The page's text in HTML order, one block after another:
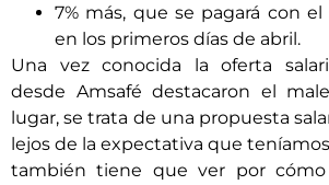
7% más, que se pagará con el
en los primeros días de abril.
Una vez conocida la oferta
desde Amsafé destacaron el
lugar, se trata de una propuesta
lejos de la expectativa que
también tiene que ver por